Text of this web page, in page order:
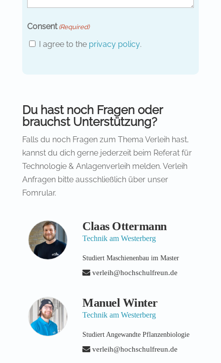
Consent (Required)
I agree to the privacy policy.
Du hast noch Fragen oder
brauchst Unterstützung?
Falls du noch Fragen zum Thema Verleih hast,
kannst du dich gerne jederzeit beim Referat für
Technologie & Anlagenverleih melden. Verleih
Anfragen bitte ausschließlich über unser
Fomrular.
Claas Ottermann
Technik am Westerberg
Studiert Maschienenbau im Master
verleih@hochschulfreun.de
Manuel Winter
Technik am Westerberg
Studiert Angewandte Pflanzenbiologie
verleih@hochschulfreun.de